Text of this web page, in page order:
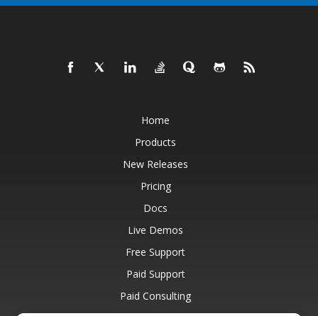
Home
Products
New Releases
Pricing
Docs
Live Demos
Free Support
Paid Support
Paid Consulting